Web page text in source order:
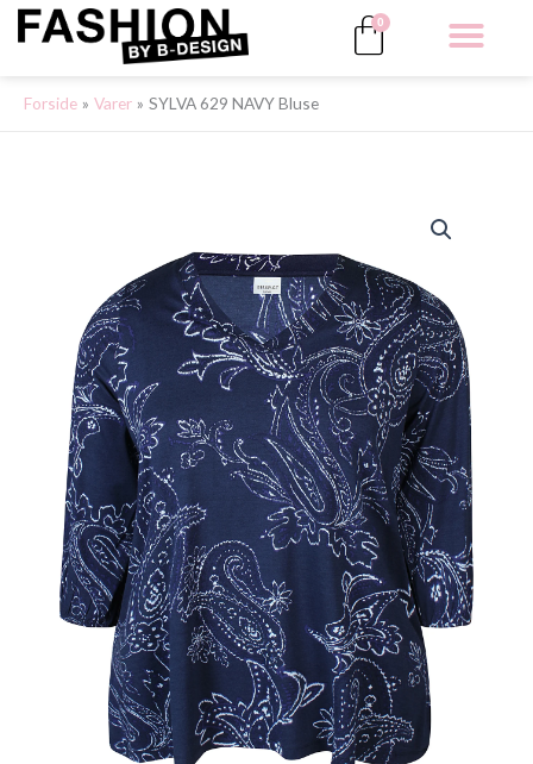
Gå
0
Kurv
Forside Varer SYLVA 629 NAVY Bluse